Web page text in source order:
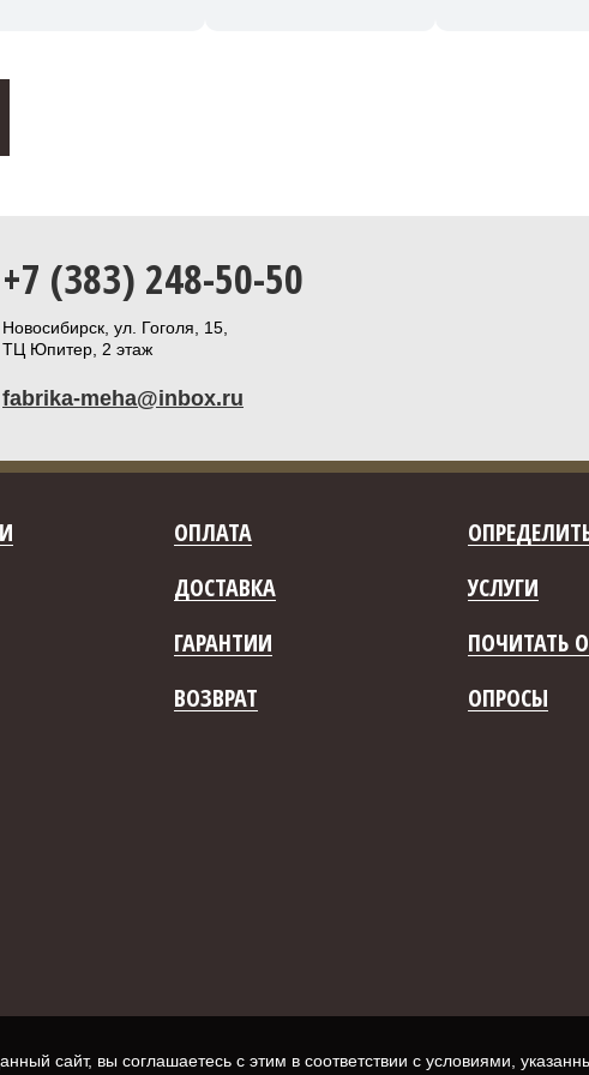
+7 (383) 248-50-50
Новосибирск, ул. Гоголя, 15,
ТЦ Юпитер, 2 этаж
fabrika-meha@inbox.ru
ОПЛАТА
ДОСТАВКА
УСЛУГИ
ГАРАНТИИ
ПОЧИТАТЬ
ВОЗВРАТ
ОПРОСЫ
сайт, вы соглашаетесь с этим в соответствии с условиями,